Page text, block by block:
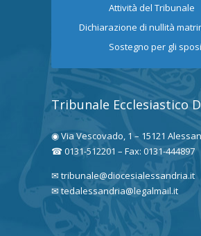
Attività del Tribunale
Dichiarazione di nullità
Sostegno per gli sposi
Tribunale Ecclesiastico
◉ Via Vescovado, 1 – 15121
☎ 0131-512201 – Fax: 0131-444897
✉ tribunale@diocesialessandria.it
✉ tedalessandria@legalmail.it